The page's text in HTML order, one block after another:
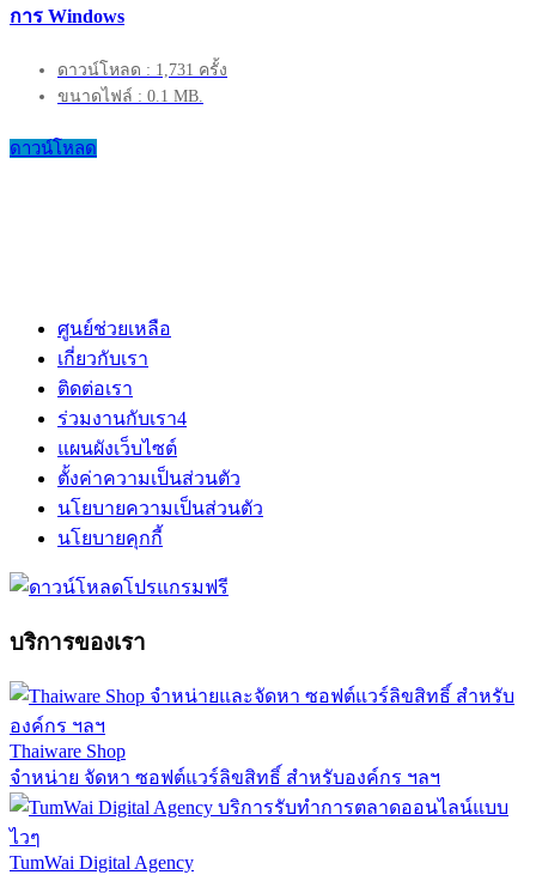
การ Windows
ดาวน์โหลด : 1,731 ครั้ง
ขนาดไฟล์ : 0.1 MB.
ดาวน์โหลด
ศูนย์ช่วยเหลือ
เกี่ยวกับเรา
ติดต่อเรา
ร่วมงานกับเรา4
แผนผังเว็บไซต์
ตั้งค่าความเป็นส่วนตัว
นโยบายความเป็นส่วนตัว
นโยบายคุกกี้
บริการของเรา
Thaiware Shop
จำหน่าย จัดหา ซอฟต์แวร์ลิขสิทธิ์ สำหรับองค์กร ฯลฯ
TumWai Digital Agency